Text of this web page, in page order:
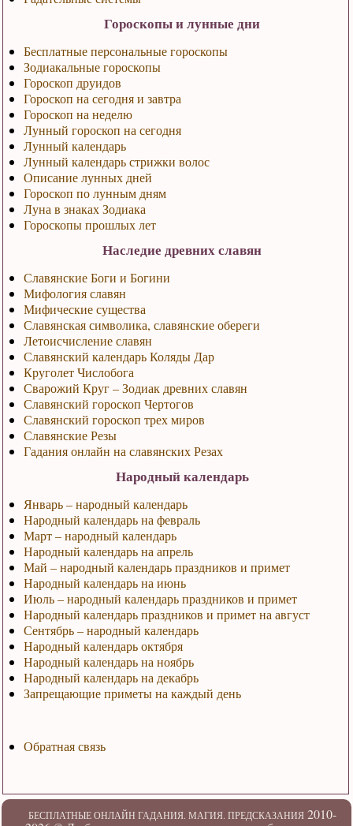
Гороскопы и лунные дни
Бесплатные персональные гороскопы
Зодиакальные гороскопы
Гороскоп друидов
Гороскоп на сегодня и завтра
Гороскоп на неделю
Лунный гороскоп на сегодня
Лунный календарь
Лунный календарь стрижки волос
Описание лунных дней
Гороскоп по лунным дням
Луна в знаках Зодиака
Гороскопы прошлых лет
Наследие древних славян
Славянские Боги и Богини
Мифология славян
Мифические существа
Славянская символика, славянские обереги
Летоисчисление славян
Славянский календарь Коляды Дар
Круголет Числобога
Сварожий Круг – Зодиак древних славян
Славянский гороскоп Чертогов
Славянский гороскоп трех миров
Славянские Резы
Гадания онлайн на славянских Резах
Народный календарь
Январь – народный календарь
Народный календарь на февраль
Март – народный календарь
Народный календарь на апрель
Май – народный календарь праздников и примет
Народный календарь на июнь
Июль – народный календарь праздников и примет
Народный календарь праздников и примет на август
Сентябрь – народный календарь
Народный календарь октября
Народный календарь на ноябрь
Народный календарь на декабрь
Запрещающие приметы на каждый день
Обратная связь
БЕСПЛАТНЫЕ ОНЛАЙН ГАДАНИЯ. МАГИЯ. ПРЕДСКАЗАНИЯ2010-